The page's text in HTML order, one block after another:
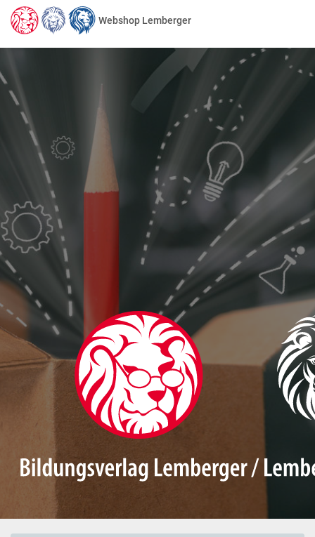
Webshop Lemberger